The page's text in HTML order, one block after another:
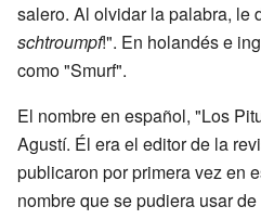
salero. Al olvidar la palabra, le
schtroumpf!". En holandés e
como "Smurf".
El nombre en español, "Los
Agustí. Él era el editor de la
publicaron por primera vez en
nombre que se pudiera usar